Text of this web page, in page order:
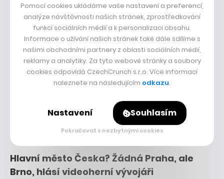
9. července 2026• 9:09
Hlavní město Česka? Žádná Praha, ale
Brno, hlásí videoherní vývojáři
Pomocí cookies ukládáme vaše nastavení a preferencí,
analýze návštěvnosti našich stránek, zprostředkování
funkcí sociálních médií a k personalizaci obsahu.
Informace o užívání našich stránek také dále sdílíme s
našimi obchodními partnery z oblasti sociálních médií,
reklamy a analytiky. Za tyto webové stránky a soubory
cookies odpovídá CzechCrunch s.r.o. Více informací
naleznete na následujícím odkazu.
Nastavení Souhlasím
Pokračovat s nezbytnými cookies